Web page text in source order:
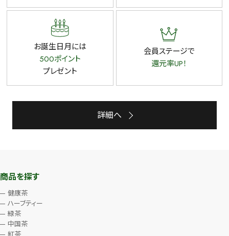
お誕生日月には
500ポイント
プレゼント
会員ステージで
還元率UP！
詳細へ
商品を探す
健康茶
ハーブティー
緑茶
中国茶